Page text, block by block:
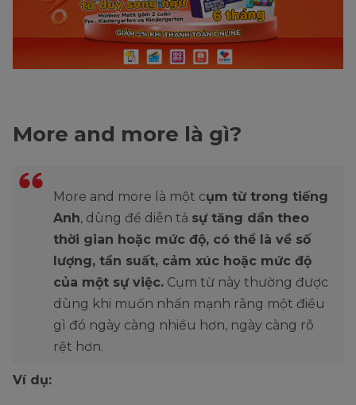
More and more là gì?
More and more là một cụm từ trong tiếng
Anh, dùng để diễn tả sự tăng dần theo
thời gian hoặc mức độ, có thể là về số
lượng, tần suất, cảm xúc hoặc mức độ
của một sự việc. Cụm từ này thường được
dùng khi muốn nhấn mạnh rằng một điều
gì đó ngày càng nhiều hơn, ngày càng rõ
rệt hơn.
Ví dụ: